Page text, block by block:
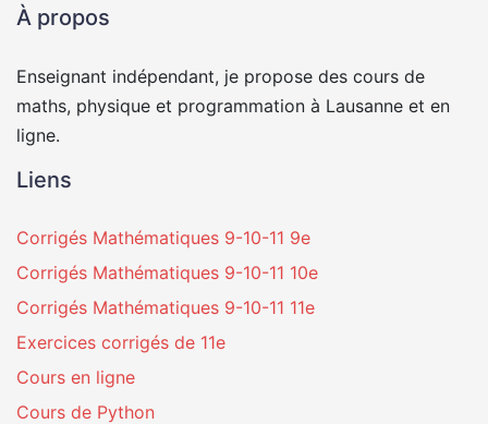
À propos
Enseignant indépendant, je propose des cours de
maths, physique et programmation à Lausanne et en
ligne.
Liens
Corrigés Mathématiques 9-10-11 9e
Corrigés Mathématiques 9-10-11 10e
Corrigés Mathématiques 9-10-11 11e
Exercices corrigés de 11e
Cours en ligne
Cours de Python